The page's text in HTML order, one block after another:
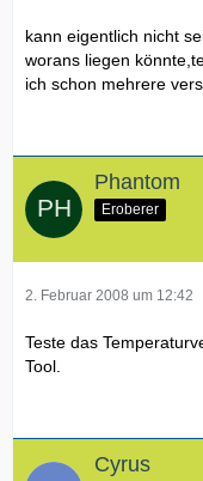
kann eigentlich nicht
worans liegen
ich schon mehrere
Phantom
Eroberer
2. Februar 2008 um 12:42
Teste das
Tool.
Cyrus